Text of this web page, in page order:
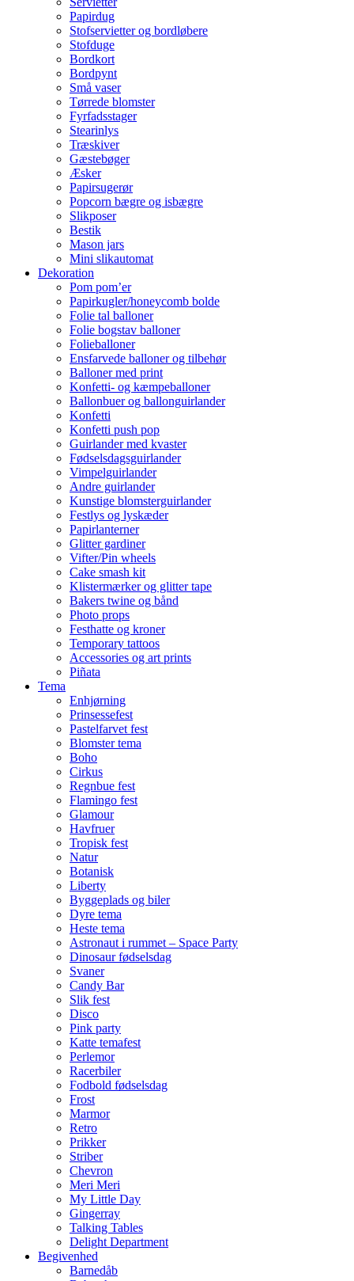
Papirdug
Stofservietter og bordløbere
Stofduge
Bordkort
Bordpynt
Små vaser
Tørrede blomster
Fyrfadsstager
Stearinlys
Træskiver
Gæstebøger
Æsker
Papirsugerør
Popcorn bægre og isbægre
Slikposer
Bestik
Mason jars
Mini slikautomat
Dekoration
Pom pom’er
Papirkugler/honeycomb bolde
Folie tal balloner
Folie bogstav balloner
Folieballoner
Ensfarvede balloner og tilbehør
Balloner med print
Konfetti- og kæmpeballoner
Ballonbuer og ballonguirlander
Konfetti
Konfetti push pop
Guirlander med kvaster
Fødselsdagsguirlander
Vimpelguirlander
Andre guirlander
Kunstige blomsterguirlander
Festlys og lyskæder
Papirlanterner
Glitter gardiner
Vifter/Pin wheels
Cake smash kit
Klistermærker og glitter tape
Bakers twine og bånd
Photo props
Festhatte og kroner
Temporary tattoos
Accessories og art prints
Piñata
Tema
Enhjørning
Prinsessefest
Pastelfarvet fest
Blomster tema
Boho
Cirkus
Regnbue fest
Flamingo fest
Glamour
Havfruer
Tropisk fest
Natur
Botanisk
Liberty
Byggeplads og biler
Dyre tema
Heste tema
Astronaut i rummet – Space Party
Dinosaur fødselsdag
Svaner
Candy Bar
Slik fest
Disco
Pink party
Katte temafest
Perlemor
Racerbiler
Fodbold fødselsdag
Frost
Marmor
Retro
Prikker
Striber
Chevron
Meri Meri
My Little Day
Gingerray
Talking Tables
Delight Department
Begivenhed
Barnedåb